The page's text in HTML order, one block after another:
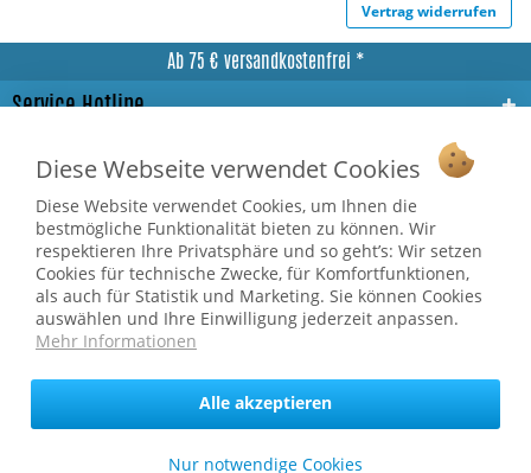
Vertrag widerrufen
Ab 75 € versandkostenfrei *
Service Hotline
Shop Service
Informationen
* bei Paketversand. Alle Preise inkl. gesetzl. Mehrwertsteuer zzgl.
Versandkosten.
Copyright © afp marketing gmbh - Alle Rechte vorbehalten
Sicher zahlen in unserem Onlineshop
Diese Webseite verwendet Cookies
Diese Website verwendet Cookies, um Ihnen die
bestmögliche Funktionalität bieten zu können. Wir
respektieren Ihre Privatsphäre und so geht’s: Wir setzen
Cookies für technische Zwecke, für Komfortfunktionen,
als auch für Statistik und Marketing. Sie können Cookies
auswählen und Ihre Einwilligung jederzeit anpassen.
Mehr Informationen
Nur notwendige Cookies
Alle akzeptieren